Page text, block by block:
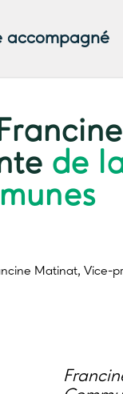
accompagné
de
Matinat, Vice-